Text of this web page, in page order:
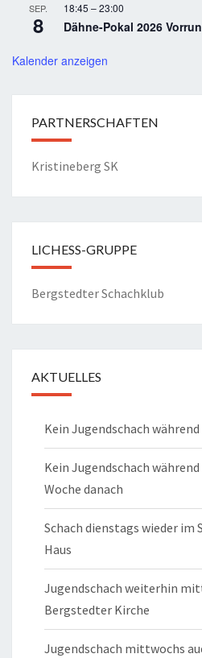
SEP.
8
18:45 –23:00
Dähne-Pokal 2026
Kalender anzeigen
PARTNERSCHAFTEN
Kristineberg SK
LICHESS-GRUPPE
Bergstedter Schachklub
AKTUELLES
Kein Jugendschach
Kein Jugendschach
Woche danach
Schach dienstags wieder im
Haus
Jugendschach weiterhin
Bergstedter Kirche
Jugendschach mittwochs